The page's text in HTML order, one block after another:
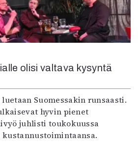
olisi valtava kysyntä
Suomessakin runsaasti.
hyvin pienet
juhlisti toukokuussa